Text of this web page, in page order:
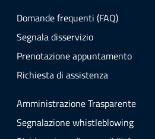
Domande frequenti (FAQ)
Segnala disservizio
Prenotazione appuntamento
Richiesta di assistenza
Amministrazione Trasparente
Segnalazione whistleblowing